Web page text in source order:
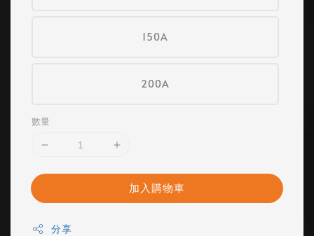
150A
200A
數量
加入購物車
分享